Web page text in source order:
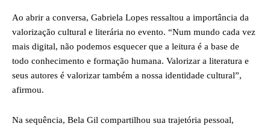
Ao abrir a conversa, Gabriela Lopes ressaltou a importância da
valorização cultural e literária no evento. “Num mundo cada vez
mais digital, não podemos esquecer que a leitura é a base de
todo conhecimento e formação humana. Valorizar a literatura e
seus autores é valorizar também a nossa identidade cultural”,
afirmou.
Na sequência, Bela Gil compartilhou sua trajetória pessoal,